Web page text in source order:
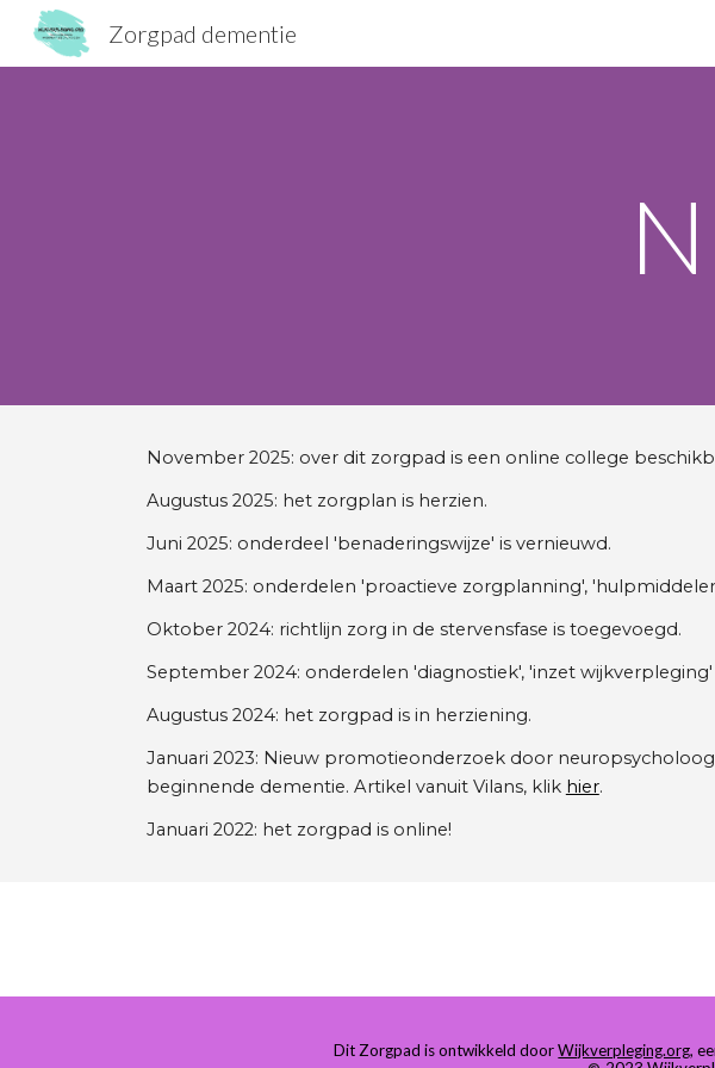
Zorgpad dementie
November 2025: over dit zorgpad is een online college
Augustus 2025: het zorgplan is herzien.
Juni 2025: onderdeel 'benaderingswijze' is vernieuwd.
Maart 2025: onderdelen 'proactieve zorgplanning',
Oktober 2024: richtlijn zorg in de stervensfase is toegevoegd.
September 2024: onderdelen 'diagnostiek', 'inzet
Augustus 2024: het zorgpad is in herziening.
Januari 2023: Nieuw promotieonderzoek door
beginnende dementie. Artikel vanuit Vilans, klik hier.
Januari 2022: het zorgpad is online!
Dit Zorgpad is ontwikkeld doorWijkverpleging.org,